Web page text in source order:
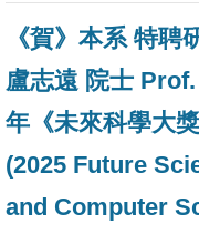
About
Us
Curriculum
《賀》本系 特
盧志遠 院士
年《未來科學大
(2025 Future
and Computer